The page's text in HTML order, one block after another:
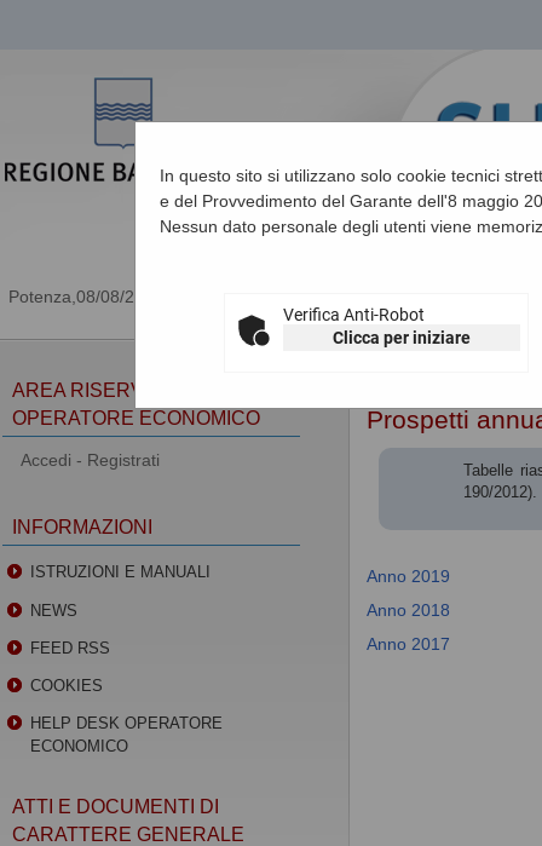
08/08/2026 09:15
Sei qui: Home»
In questo sito si utilizzano solo cookie tecnici
e del Provvedimento del Garante dell'8 maggio
Nessun dato personale degli utenti viene
Verifica Anti-Robot
Clicca per iniziare
Prospetti
Tabelle
190/
Anno 2019
Anno 2018
Anno 2017
AREA RISERVATA
OPERATORE ECONOMICO
Accedi - Registrati
INFORMAZIONI
ISTRUZIONI E MANUALI
NEWS
FEED RSS
COOKIES
HELP DESK OPERATORE
ECONOMICO
ATTI E DOCUMENTI DI
CARATTERE GENERALE